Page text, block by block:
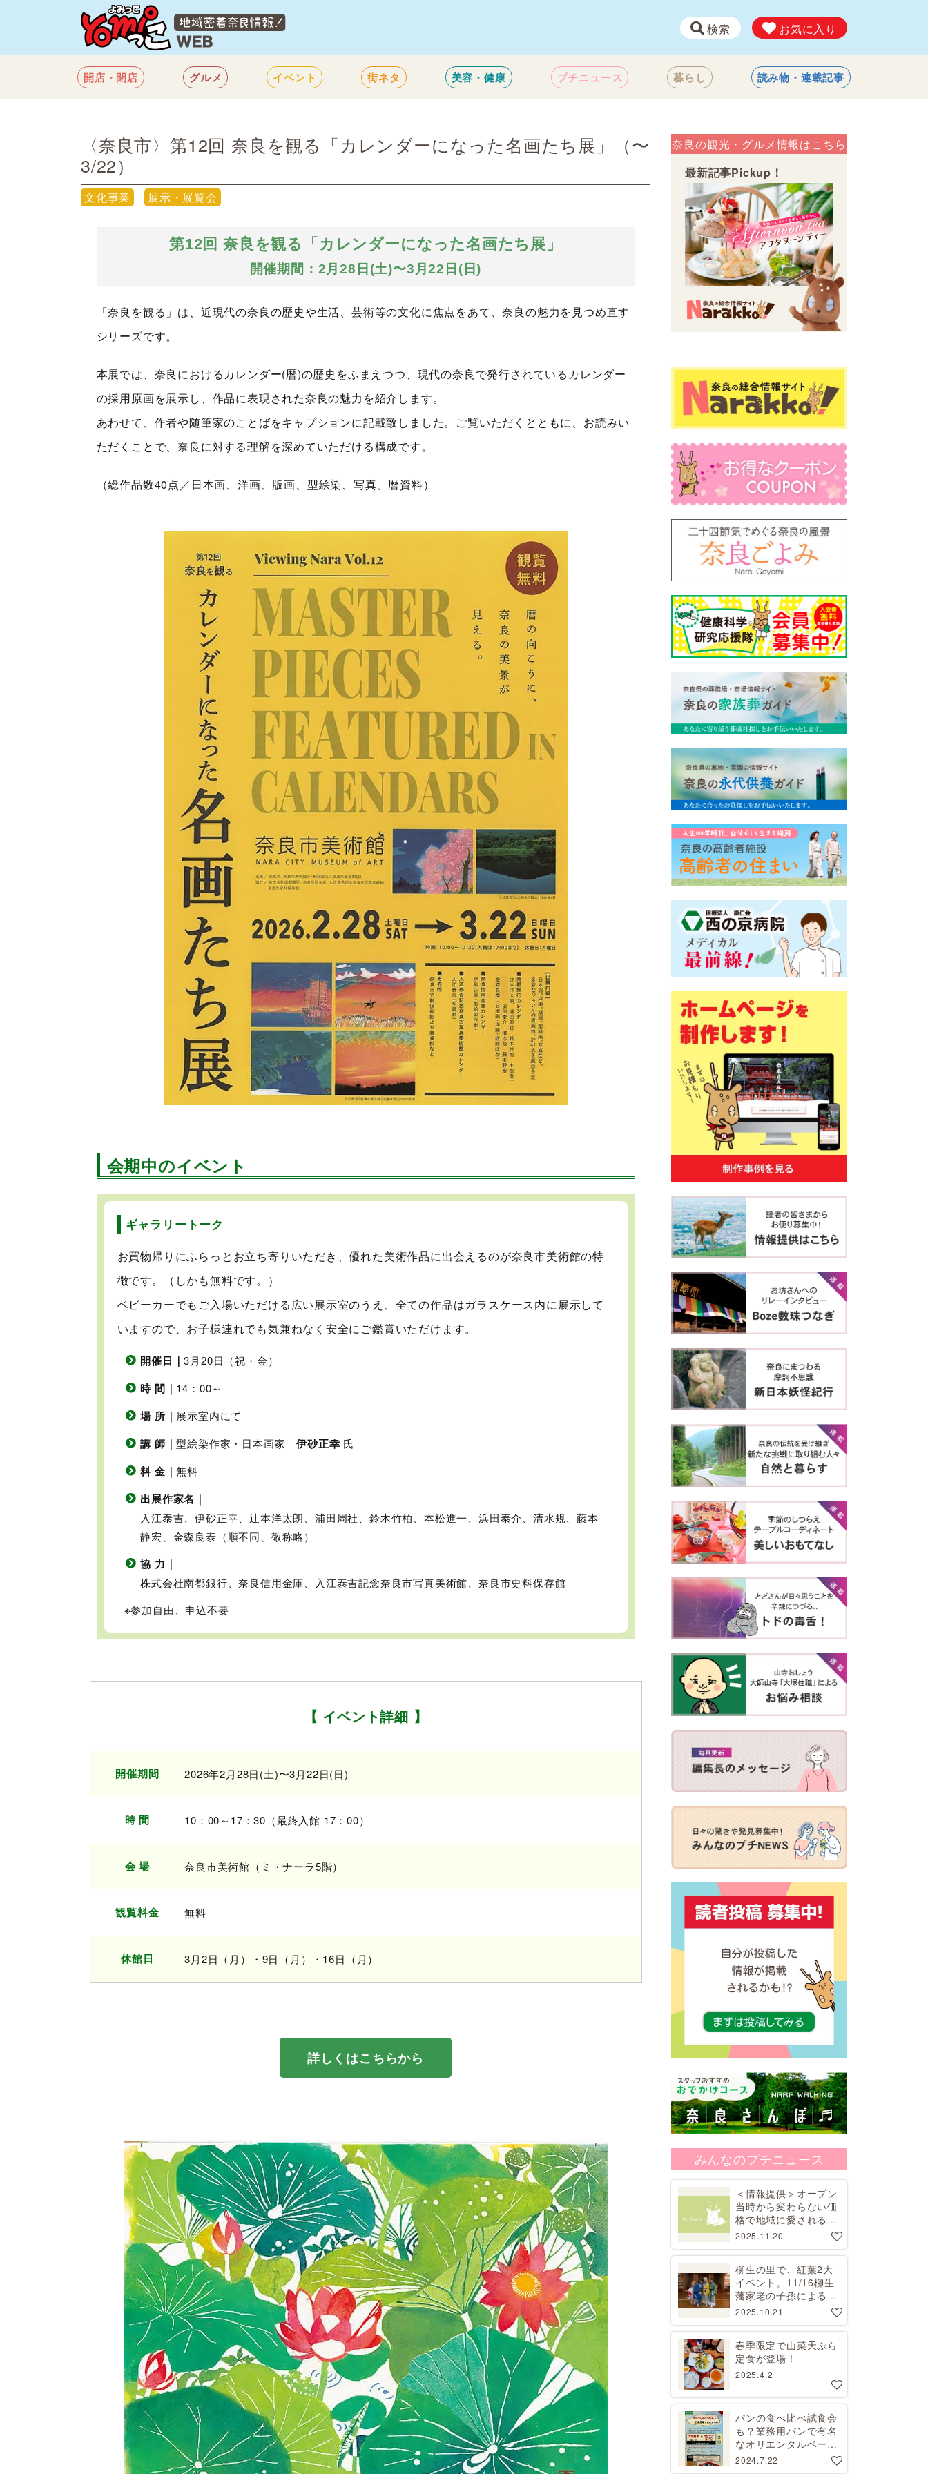
検索 お気に入り
開店・閉店 グルメ イベント 街ネタ 美容・健康 プチニュース 暮らし 読み物・連載記事
〈奈良市〉第12回 奈良を観る「カレンダーになった名画たち展」（〜
3/22）
文化事業 展示・展覧会
第12回 奈良を観る「カレンダーになった名画たち展」
開催期間：2月28日(土)〜3月22日(日)
「奈良を観る」は、近現代の奈良の歴史や生活、芸術等の文化に焦点をあて、奈良の魅力を見つめ直す
シリーズです。
本展では、奈良におけるカレンダー(暦)の歴史をふまえつつ、現代の奈良で発行されているカレンダー
の採用原画を展示し、作品に表現された奈良の魅力を紹介します。
あわせて、作者や随筆家のことばをキャプションに記載致しました。ご覧いただくとともに、お読みい
ただくことで、奈良に対する理解を深めていただける構成です。
（総作品数40点／日本画、洋画、版画、型絵染、写真、暦資料）
会期中のイベント
ギャラリートーク
お買物帰りにふらっとお立ち寄りいただき、優れた美術作品に出会えるのが奈良市美術館の特
徴です。（しかも無料です。）
ベビーカーでもご入場いただける広い展示室のうえ、全ての作品はガラスケース内に展示して
いますので、お子様連れでも気兼ねなく安全にご鑑賞いただけます。
開催日｜3月20日（祝・金）
時 間｜ 14：00～
場 所｜ 展示室内にて
講 師｜型絵染作家・日本画家伊砂正幸 氏
料 金｜無料
出展作家名｜
入江泰吉、伊砂正幸、辻本洋太朗、浦田周社、鈴木竹柏、本松進一、浜田泰介、清水規、藤本
静宏、金森良泰（順不同、敬称略）
協 力｜
株式会社南都銀行、奈良信用金庫、入江泰吉記念奈良市写真美術館、奈良市史料保存館
※参加自由、申込不要
【 イベント詳細 】
開催期間 2026年2月28日(土)〜3月22日(日)
時 間 10：00～17：30（最終入館 17：00）
会 場 奈良市美術館（ミ・ナーラ5階）
観覧料金 無料
休館日 3月2日（月）・9日（月）・16日（月）
詳しくはこちらから
奈良の観光・グルメ情報はこちら
最新記事Pickup！
みんなのプチニュース
＜情報提供＞オープン
当時から変わらない価
格で地域に愛される昭
和レトロな喫茶店
2025.11.20
柳生の里で、紅葉2大
イベント。11/16柳生
藩家老の子孫による講
演会、11/29コスプレ
2025.10.21
春季限定で山菜天ぷら
定食が登場！
2025.4.2
パンの食べ比べ試食会
も？業務用パンで有名
なオリエンタルベーカ
リーで工場見学開催
2024.7.22